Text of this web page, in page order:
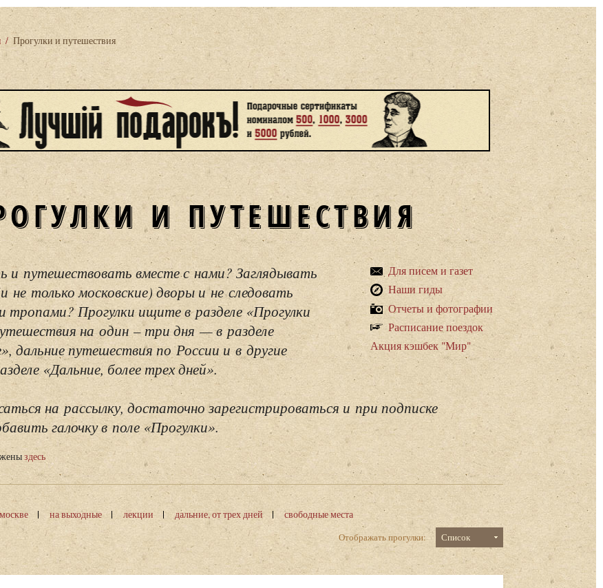
/ Прогулки и путешествия
И ПУТЕШЕСТВИЯ
Для писем и газет
Наши гиды
Отчеты и фотографии
Расписание поездок
Акция кэшбек "Мир"
и путешествовать вместе с нами? Заглядывать
не только московские) дворы и не следовать
тропами? Прогулки ищите в разделе «Прогулки
на один – три дня — в разделе
дальние путешествия по России и в другие
«Дальние, более трех дней».
на рассылку, достаточно зарегистрироваться и при подписке
галочку в поле «Прогулки».
здесь
на выходные лекции дальние, от трех дней
свободные места
Отображать прогулки:
Список